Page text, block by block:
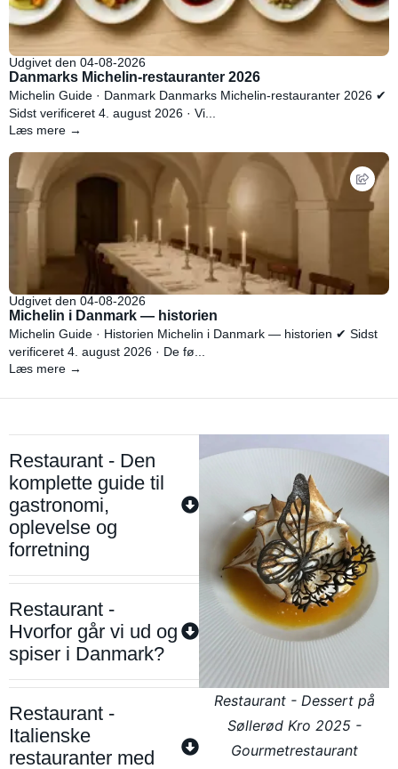
Udgivet den 04-08-2026
Danmarks Michelin-restauranter 2026
Michelin Guide · Danmark Danmarks Michelin-restauranter 2026 ✔
Sidst verificeret 4. august 2026 · Vi...
Læs mere →
Udgivet den 04-08-2026
Michelin i Danmark — historien
Michelin Guide · Historien Michelin i Danmark — historien ✔ Sidst
verificeret 4. august 2026 · De fø...
Læs mere →
Restaurant - Den
komplette guide til
gastronomi,
oplevelse og
forretning
Restaurant -
Hvorfor går vi ud og
spiser i Danmark?
Restaurant -
Italienske
restauranter med
Restaurant - Dessert på
Søllerød Kro 2025 -
Gourmetrestaurant